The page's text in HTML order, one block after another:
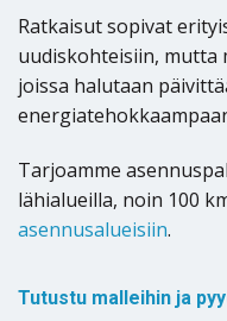
Ratkaisut sopivat
uudiskohteisiin, mutta
joissa halutaan
Tarjoamme
lähialueilla, noin 100
asennusalueisiin.
Tutustu malleihin ja